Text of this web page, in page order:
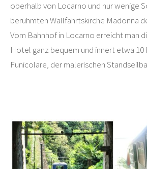
oberhalb von Locarno und nur wenige
berühmten Wallfahrtskirche Madonna
Vom Bahnhof in Locarno erreicht man
Hotel ganz bequem und innert etwa 10
Funicolare, der malerischen